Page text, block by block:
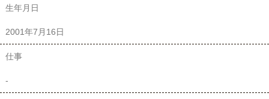
生年月日
2001年7月16日
仕事
-